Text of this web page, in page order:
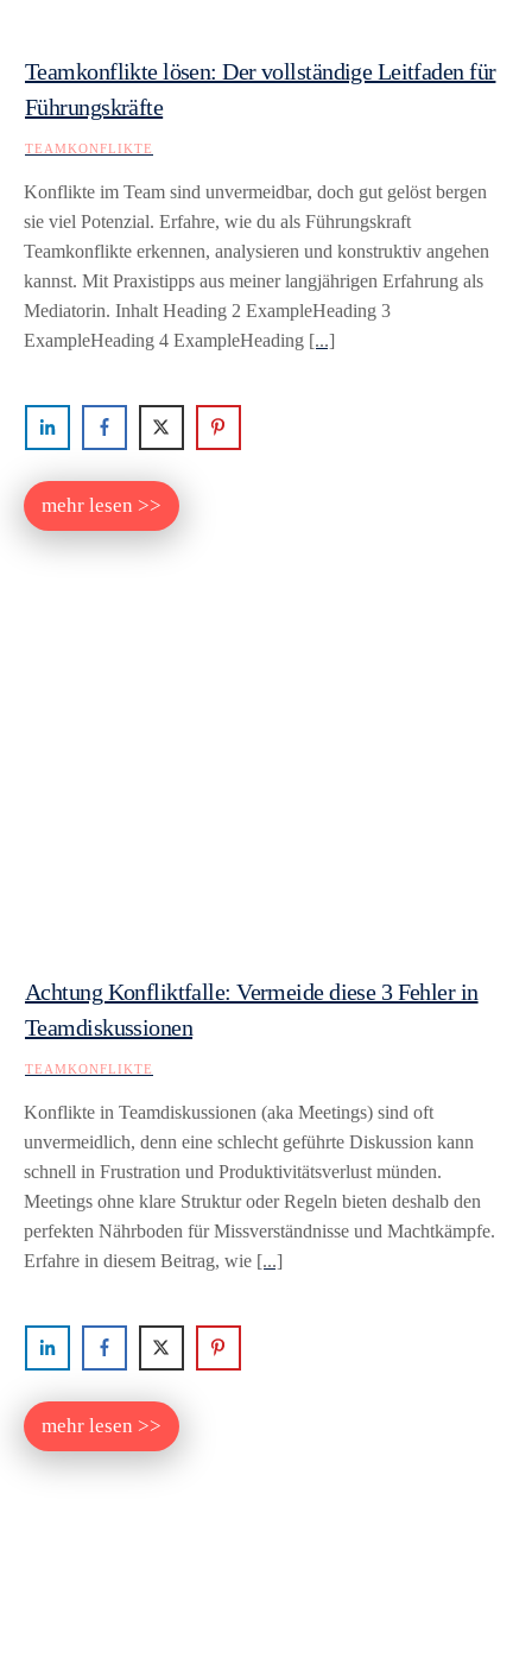
Teamkonflikte lösen: Der vollständige Leitfaden für
Führungskräfte
TEAMKONFLIKTE
Konflikte im Team sind unvermeidbar, doch gut gelöst bergen
sie viel Potenzial. Erfahre, wie du als Führungskraft
Teamkonflikte erkennen, analysieren und konstruktiv angehen
kannst. Mit Praxistipps aus meiner langjährigen Erfahrung als
Mediatorin. Inhalt Heading 2 ExampleHeading 3
ExampleHeading 4 ExampleHeading [...]
mehr lesen >>
Achtung Konfliktfalle: Vermeide diese 3 Fehler in
Teamdiskussionen
TEAMKONFLIKTE
Konflikte in Teamdiskussionen (aka Meetings) sind oft
unvermeidlich, denn eine schlecht geführte Diskussion kann
schnell in Frustration und Produktivitätsverlust münden.
Meetings ohne klare Struktur oder Regeln bieten deshalb den
perfekten Nährboden für Missverständnisse und Machtkämpfe.
Erfahre in diesem Beitrag, wie [...]
mehr lesen >>